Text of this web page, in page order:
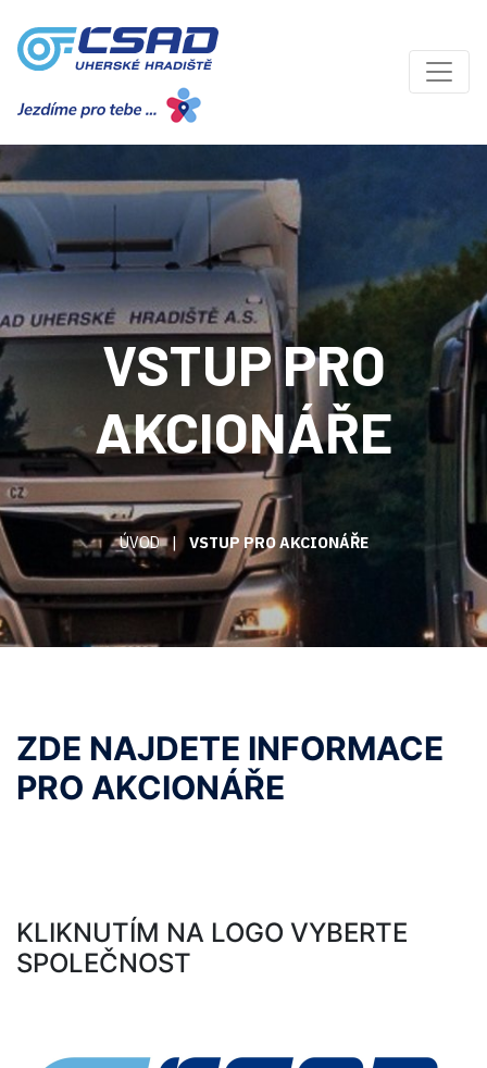
VSTUP PRO
AKCIONÁŘE
ÚVOD | VSTUP PRO AKCIONÁŘE
ZDE NAJDETE INFORMACE
PRO AKCIONÁŘE
KLIKNUTÍM NA LOGO VYBERTE
SPOLEČNOST